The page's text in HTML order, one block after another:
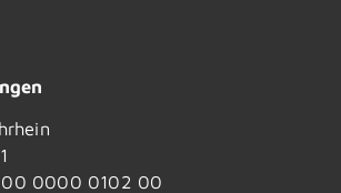
0000 0102 00